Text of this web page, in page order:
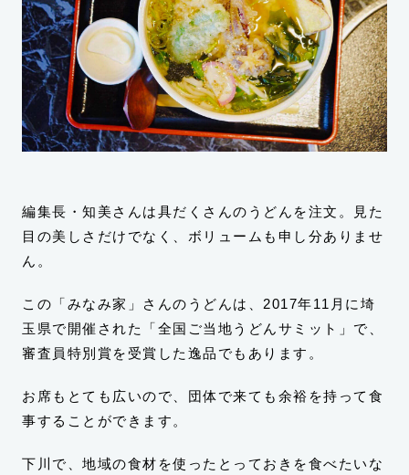
編集長・知美さんは具だくさんのうどんを注文。見た
目の美しさだけでなく、ボリュームも申し分ありませ
ん。
この「みなみ家」さんのうどんは、2017年11月に埼
玉県で開催された「全国ご当地うどんサミット」で、
審査員特別賞を受賞した逸品でもあります。
お席もとても広いので、団体で来ても余裕を持って食
事することができます。
下川で、地域の食材を使ったとっておきを食べたいな